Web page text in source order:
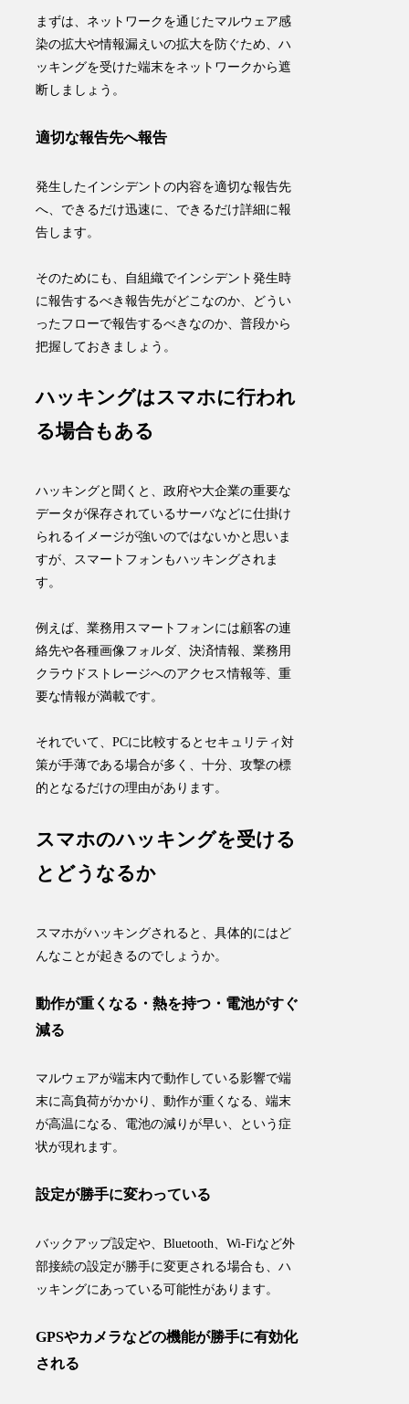
まずは、ネットワークを通じたマルウェア感
染の拡大や情報漏えいの拡大を防ぐため、ハ
ッキングを受けた端末をネットワークから遮
断しましょう。
適切な報告先へ報告
発生したインシデントの内容を適切な報告先
へ、 できるだけ迅速に、できるだけ詳細に報
告 します。
そのためにも、自組織でインシデント発生時
に報告するべき報告先がどこなのか、どうい
ったフローで報告するべきなのか、普段から
把握 しておきましょう。
ハッキングはスマホに行われ
る場合もある
ハッキングと聞くと、政府や大企業の重要な
データが保存されているサーバなどに仕掛け
られるイメージが強いのではないかと思いま
すが、スマートフォンもハッキングされま
す。
例えば、業務用スマートフォンには顧客の連
絡先や各種画像フォルダ、決済情報、業務用
クラウドストレージへのアクセス情報等、重
要な情報が満載です。
それでいて、PCに比較するとセキュリティ対
策が手薄である場合が多く、十分、攻撃の標
的となるだけの理由があります。
スマホのハッキングを受ける
とどうなるか
スマホがハッキングされると、具体的にはど
んなことが起きるのでしょうか。
動作が重くなる・熱を持つ・電池がすぐ
減る
マルウェアが端末内で動作 している影響で端
末に高負荷がかかり、動作が重くなる、端末
が高温になる、電池の減りが早い、という症
状が現れます。
設定が勝手に変わっている
バックアップ設定や、Bluetooth、Wi-Fiなど外
部接続の設定が勝手に変更される場合も、ハ
ッキングにあっている可能性があります。
GPSやカメラなどの機能が勝手に有効化
される